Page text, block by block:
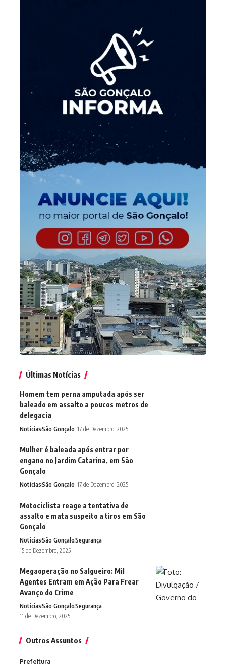
Últimas Notícias
Homem tem perna amputada após ser
baleado em assalto a poucos metros de
delegacia
NoticiasSão Gonçalo 17 de Dezembro, 2025
Mulher é baleada após entrar por
engano no Jardim Catarina, em São
Gonçalo
NoticiasSão Gonçalo 17 de Dezembro, 2025
Motociclista reage a tentativa de
assalto e mata suspeito a tiros em São
Gonçalo
NoticiasSão GonçaloSegurança
15 de Dezembro, 2025
Megaoperação no Salgueiro: Mil
Agentes Entram em Ação Para Frear
Avanço do Crime
NoticiasSão GonçaloSegurança
11 de Dezembro, 2025
Outros Assuntos
Prefeitura